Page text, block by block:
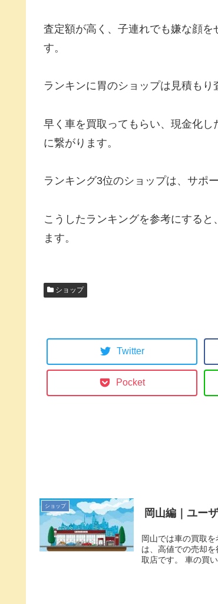
査定額が高く、子連れでも嫌な顔
す。
ランキンに胃のショップは見積もり
早く車を買取ってもらい、現金化
に繋がります。
ランキング3位のショップは、サポ
こうしたランキングを参考にする
ます。
ショップ
Twitter
Pocket
ショップ
岡山編｜ユー
岡山では車の買取
は、高値での売却
取店です。 車の買